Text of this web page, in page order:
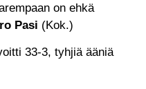
on ehkä
Pasi (Kok.)
33-3, tyhjiä ääniä